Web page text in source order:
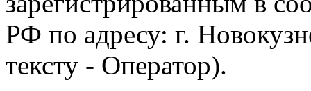
РФ по адресу: г.
тексту - Оператор).